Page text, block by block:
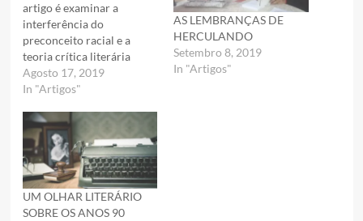
artigo é examinar a
interferência do
preconceito racial e a
teoria crítica literária
sobre o poeta Cruz e
Sousa. Ou seja,muitos
ainda persistem, aqui e ali,
numa leitura
interpretativa, colocando
Cruz e Sousa como poeta
um bilical mente ligado a
uma escola simbolista.…
Agosto 17, 2019
In "Artigos"
AS LEMBRANÇAS DE
HERCULANDO
Setembro 8, 2019
In "Artigos"
UM OLHAR LITERÁRIO
SOBRE OS ANOS 90